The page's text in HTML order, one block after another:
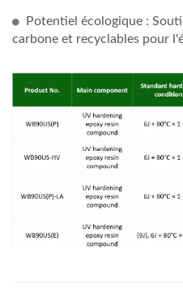
Potentiel écologique :
carbone et recyclables pour